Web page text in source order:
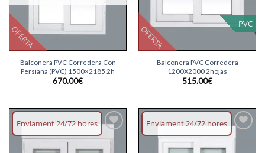
OFERTA
Balconera PVC Corredera Con
Persiana (PVC) 1500×2185 2h
670.00€
OFERTA
PVC
Balconera PVC Corredera
1200X2000 2hojas
515.00€
Enviament 24/72 hores
Afegeix
Enviament 24/72 hores
Afegeix